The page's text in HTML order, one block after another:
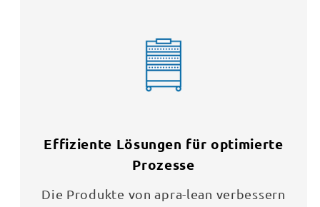
Effiziente Lösungen für optimierte
Prozesse
Die Produkte von apra-lean verbessern